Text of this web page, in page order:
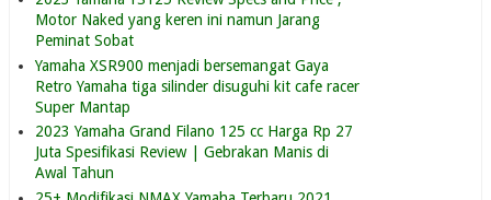
Motor Naked yang keren ini namun Jarang
Peminat Sobat
Yamaha XSR900 menjadi bersemangat Gaya
Retro Yamaha tiga silinder disuguhi kit cafe racer
Super Mantap
2023 Yamaha Grand Filano 125 cc Harga Rp 27
Juta Spesifikasi Review | Gebrakan Manis di
Awal Tahun